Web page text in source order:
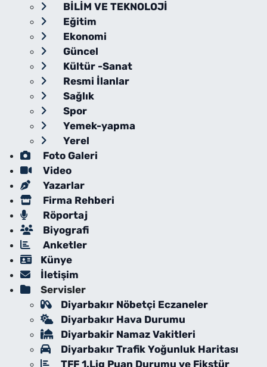
BİLİM VE TEKNOLOJİ
Eğitim
Ekonomi
Güncel
Kültür -Sanat
Resmi İlanlar
Sağlık
Spor
Yemek-yapma
Yerel
Foto Galeri
Video
Yazarlar
Firma Rehberi
Röportaj
Biyografi
Anketler
Künye
İletişim
Servisler
Diyarbakır Nöbetçi Eczaneler
Diyarbakır Hava Durumu
Diyarbakir Namaz Vakitleri
Diyarbakır Trafik Yoğunluk Haritası
TFF 1.Lig Puan Durumu ve Fikstür